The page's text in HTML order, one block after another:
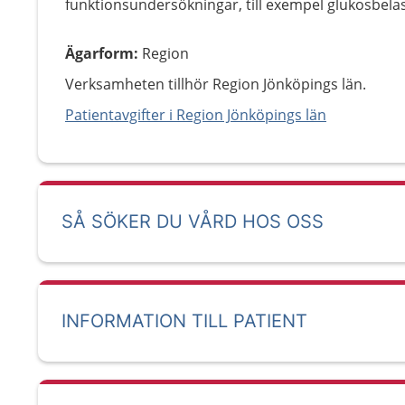
funktionsundersökningar, till exempel
Ägarform: Region
Verksamheten tillhör Region Jönköpings län.
Patientavgifter i Region Jönköpings län
SÅ SÖKER DU VÅRD HOS OSS
INFORMATION TILL PATIENT